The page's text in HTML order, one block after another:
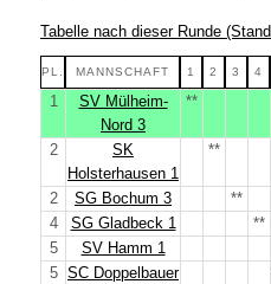
Tabelle nach dieser Runde
PL. MANNSCHAFT 1 2 3 4
1
SV Mülheim-
Nord 3
**
2
SK
Holsterhausen 1
**
2 SG Bochum 3 **
4
SG Gladbeck 1 **
5
SV Hamm 1
5 SC Doppelbauer